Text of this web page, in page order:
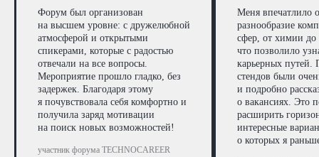
Форум был организован
на высшем уровне: с дружелюбной
атмосферой и открытыми
спикерами, которые с радостью
отвечали на все вопросы.
Мероприятие прошло гладко, без
задержек. Благодаря этому
я почувствовала себя комфортно и
получила заряд мотивации
на поиск новых возможностей!
участник форума TECHNOCAREER
Меня впечатлило
разнообразие
сфер, от химии до
что позволило
карьерных путей.
стендов были
и подробно
о вакансиях. Это
расширить
интересные
о которых я